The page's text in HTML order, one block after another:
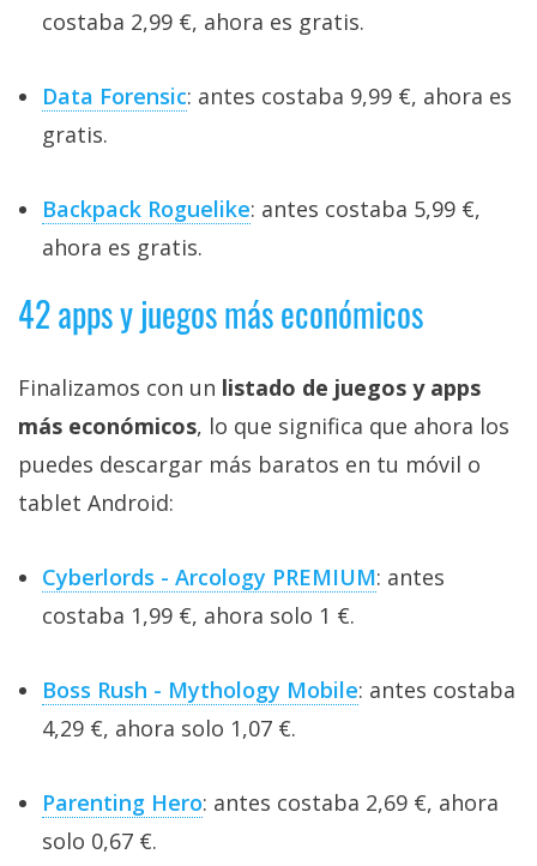
costaba 2,99 €, ahora es gratis.
Data Forensic: antes costaba 9,99 €, ahora es
gratis.
Backpack Roguelike: antes costaba 5,99 €,
ahora es gratis.
42 apps y juegos más económicos
Finalizamos con un listado de juegos y apps
más económicos, lo que significa que ahora los
puedes descargar más baratos en tu móvil o
tablet Android:
Cyberlords - Arcology PREMIUM: antes
costaba 1,99 €, ahora solo 1 €.
Boss Rush - Mythology Mobile: antes costaba
4,29 €, ahora solo 1,07 €.
Parenting Hero: antes costaba 2,69 €, ahora
solo 0,67 €.